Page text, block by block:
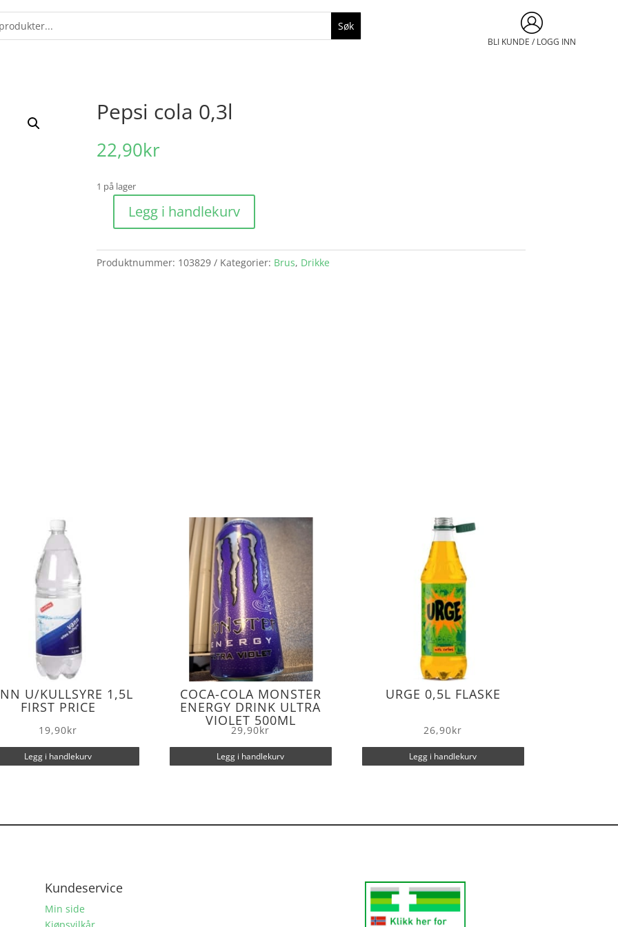
BLI KUNDE / LOGG INN
Pepsi cola 0,3l
22,90kr
1 på lager
0,3l
antall
Legg i handlekurv
Produktnummer: 103829 Kategorier: Brus, Drikke
U/KULLSYRE 1,5L
FIRST PRICE
19,90kr
Legg i handlekurv
COCA-COLA MONSTER
ENERGY DRINK ULTRA
VIOLET 500ML
29,90kr
Legg i handlekurv
URGE 0,5L FLASKE
26,90kr
Legg i handlekurv
Kundeservice
Min side
Kjøpsvilkår